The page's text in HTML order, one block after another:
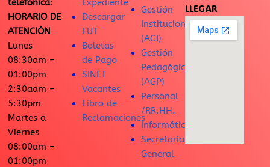
telefónica:
HORARIO DE
ATENCIÓN
Lunes
08:30am –
01:00pm
2:30aam –
5:30pm
Martes a
Viernes
08:00am –
01:00pm
Expediente
Descargar
FUT
Boletas
de Pago
SINET
Vacantes
Libro de
Reclamaciones
Gestión
Institucional
(AGI)
Gestión
Pedagógica
(AGP)
Personal
/RR.HH.
Informática
Secretaría
General
LLEGAR